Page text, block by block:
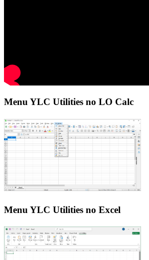
Menu YLC Utilities no LO Calc
Menu YLC Utilities no Excel